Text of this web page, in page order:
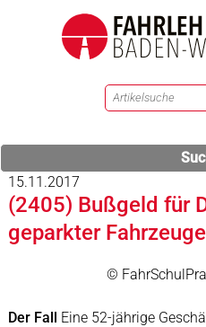
15.11.2017
(2405) Bußgeld für
geparkter Fahrzeuge
©
Der Fall Eine 52-jährige